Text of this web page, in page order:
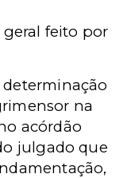
feito por
na
acórdão
julgado que